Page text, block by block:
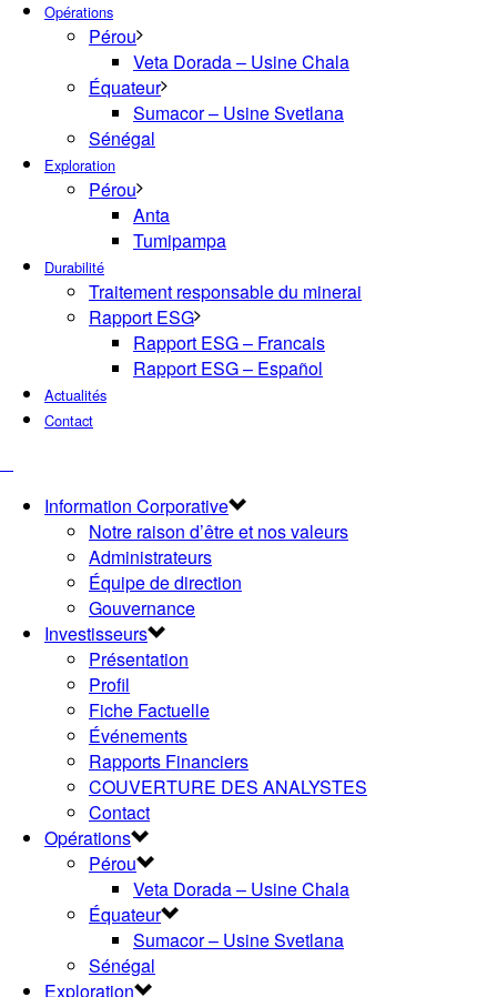
Opérations
Pérou
Veta Dorada – Usine Chala
Équateur
Sumacor – Usine Svetlana
Sénégal
Exploration
Pérou
Anta
Tumipampa
Durabilité
Traitement responsable du minerai
Rapport ESG
Rapport ESG – Francais
Rapport ESG – Español
Actualités
Contact
Information Corporative
Notre raison d’être et nos valeurs
Administrateurs
Équipe de direction
Gouvernance
Investisseurs
Présentation
Profil
Fiche Factuelle
Événements
Rapports Financiers
COUVERTURE DES ANALYSTES
Contact
Opérations
Pérou
Veta Dorada – Usine Chala
Équateur
Sumacor – Usine Svetlana
Sénégal
Exploration